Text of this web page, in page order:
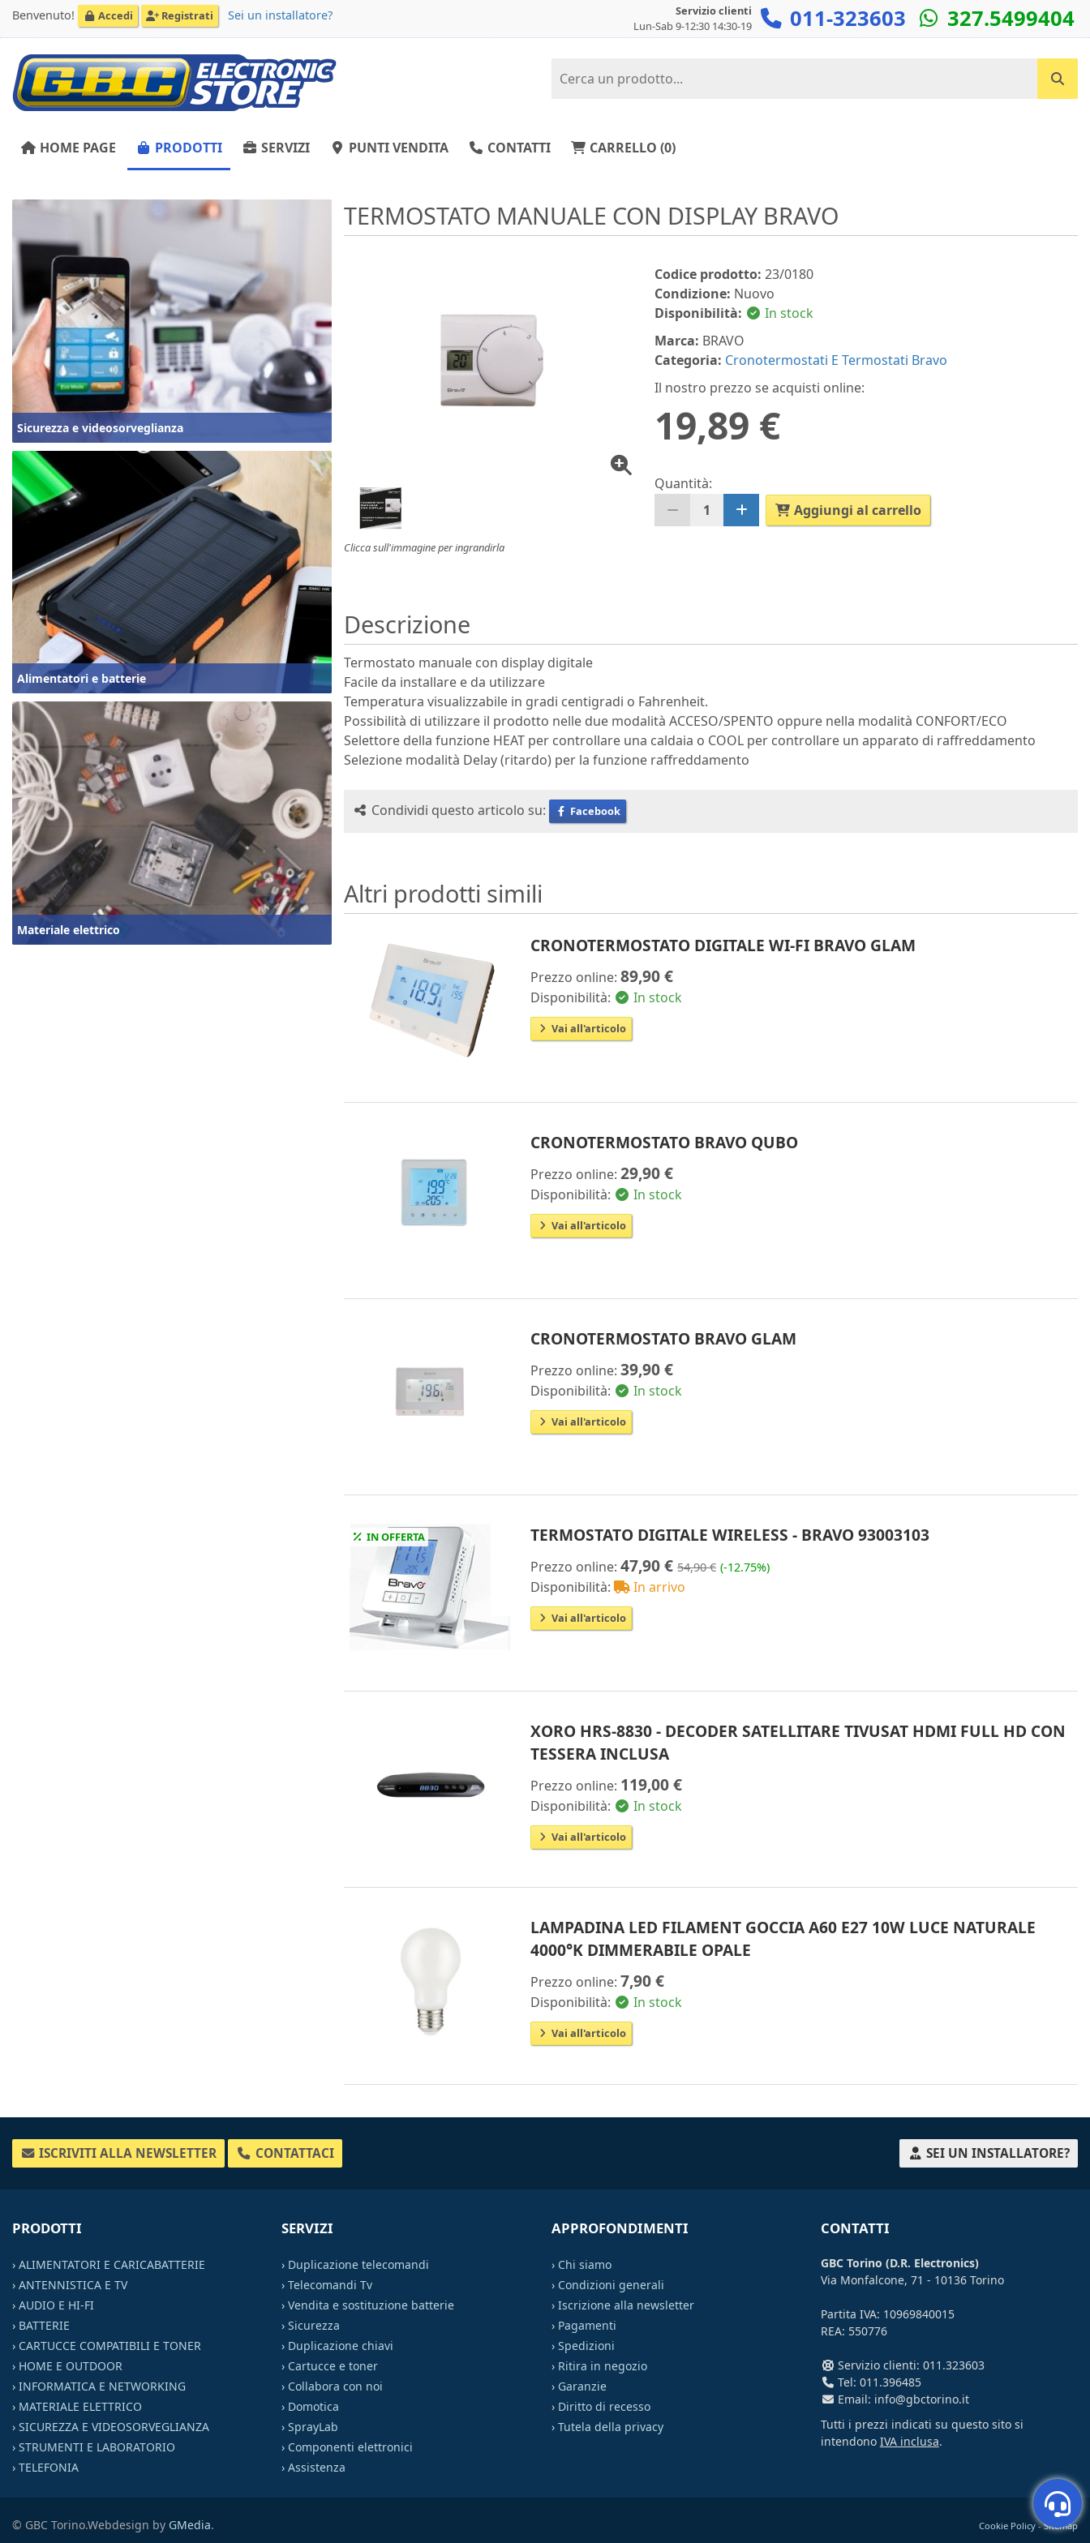
Benvenuto! Accedi Registrati Sei un installatore?
Servizio clienti
Lun-Sab 9-12:30 14:30-19
011-323603 327.5499404
Cerca un prodotto...
HOME PAGE PRODOTTI SERVIZI PUNTI VENDITA CONTATTI CARRELLO (0)
Sicurezza e videosorveglianza
Alimentatori e batterie
Materiale elettrico
TERMOSTATO MANUALE CON DISPLAY BRAVO
Clicca sull'immagine per ingrandirla
Codice prodotto: 23/0180
Condizione: Nuovo
Disponibilità:
In stock
Marca: BRAVO
Categoria: Cronotermostati E Termostati Bravo
Il nostro prezzo se acquisti online:
19,89 €
Quantità:
1
Aggiungi al carrello
Descrizione
Termostato manuale con display digitale
Facile da installare e da utilizzare
Temperatura visualizzabile in gradi centigradi o Fahrenheit.
Possibilità di utilizzare il prodotto nelle due modalità ACCESO/SPENTO oppure nella modalità CONFORT/ECO
Selettore della funzione HEAT per controllare una caldaia o COOL per controllare un apparato di raffreddamento
Selezione modalità Delay (ritardo) per la funzione raffreddamento
Condividi questo articolo su: Facebook
Altri prodotti simili
CRONOTERMOSTATO DIGITALE WI-FI BRAVO GLAM
Prezzo online:89,90 €
Disponibilità: In stock
Vai all'articolo
CRONOTERMOSTATO BRAVO QUBO
Prezzo online:29,90 €
Disponibilità: In stock
Vai all'articolo
CRONOTERMOSTATO BRAVO GLAM
Prezzo online:39,90 €
Disponibilità: In stock
Vai all'articolo
IN OFFERTA TERMOSTATO DIGITALE WIRELESS - BRAVO 93003103
Prezzo online:47,90 € 54,90 € (-12.75%)
Disponibilità: In arrivo
Vai all'articolo
XORO HRS-8830 - DECODER SATELLITARE TIVUSAT HDMI FULL HD CON
TESSERA INCLUSA
Prezzo online: 119,00 €
Disponibilità: In stock
Vai all'articolo
LAMPADINA LED FILAMENT GOCCIA A60 E27 10W LUCE NATURALE
4000°K DIMMERABILE OPALE
Prezzo online:7,90 €
Disponibilità: In stock
Vai all'articolo
ISCRIVITI ALLA NEWSLETTER CONTATTACI SEI UN INSTALLATORE?
PRODOTTI
› ALIMENTATORI E CARICABATTERIE
› ANTENNISTICA E TV
› AUDIO E HI-FI
› BATTERIE
› CARTUCCE COMPATIBILI E TONER
› HOME E OUTDOOR
› INFORMATICA E NETWORKING
› MATERIALE ELETTRICO
› SICUREZZA E VIDEOSORVEGLIANZA
› STRUMENTI E LABORATORIO
› TELEFONIA
SERVIZI
› Duplicazione telecomandi
›Telecomandi Tv
›Vendita e sostituzione batterie
›Sicurezza
› Duplicazione chiavi
› Cartucce e toner
› Collabora con noi
› Domotica
›SprayLab
› Componenti elettronici
›Assistenza
APPROFONDIMENTI
› Chi siamo
› Condizioni generali
› Iscrizione alla newsletter
› Pagamenti
› Spedizioni
› Ritira in negozio
› Garanzie
› Diritto di recesso
› Tutela della privacy
CONTATTI
GBC Torino (D.R. Electronics)
Via Monfalcone, 71 - 10136 Torino
Partita IVA: 10969840015
REA: 550776
Servizio clienti: 011.323603
Tel: 011.396485
Email: info@gbctorino.it
Tutti i prezzi indicati su questo sito si
intendono IVA inclusa.
© GBC Torino.Webdesign by GMedia. Cookie Policy-Sitemap